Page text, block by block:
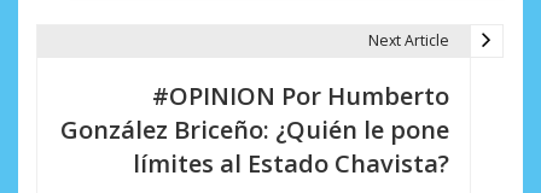
Next Article
#OPINION Por Humberto
González Briceño: ¿Quién le pone
límites al Estado Chavista?